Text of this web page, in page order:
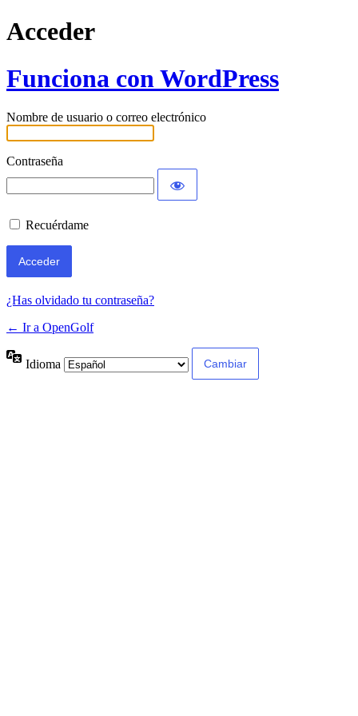
Acceder
Funciona con WordPress
Nombre de usuario o correo electrónico
Contraseña
Recuérdame
¿Has olvidado tu contraseña?
← Ir a OpenGolf
Idioma